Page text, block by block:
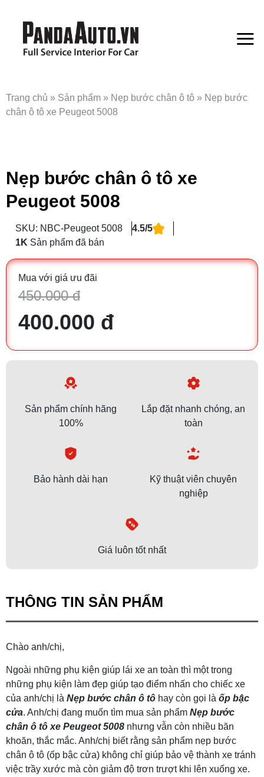
Trang chủ » Sản phẩm » Nẹp bước chân ô tô » Nẹp bước
chân ô tô xe Peugeot 5008
Nẹp bước chân ô tô xe
Peugeot 5008
SKU: NBC-Peugeot 5008
4.5/5
1K Sản phẩm đã bán
Mua với giá ưu đãi
450.000 đ
400.000 đ
Sản phẩm chính hãng
100%
Lắp đặt nhanh chóng, an
toàn
Bảo hành dài hạn
Kỹ thuật viên chuyên
nghiệp
Giá luôn tốt nhất
THÔNG TIN SẢN PHẨM
Chào anh/chị,
Ngoài những phụ kiện giúp lái xe an toàn thì một trong
những phụ kiện làm đẹp giúp tạo điểm nhấn cho chiếc xe
của anh/chị là Nẹp bước chân ô tô hay còn gọi là ốp bậc
cửa. Anh/chị đang muốn tìm mua sản phẩm Nẹp bước
chân ô tô xe Peugeot 5008 nhưng vẫn còn nhiều băn
khoăn, thắc mắc. Anh/chị biết rằng sản phẩm nẹp bước
chân ô tô (ốp bậc cửa) không chỉ giúp bảo vệ thành xe tránh
việc trầy xước mà còn giảm độ trơn trượt khi lên xuống xe.